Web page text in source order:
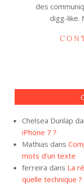
des
digg-like.
Chelsea Dunlap
iPhone 7 ?
Mathias dans
mots d’un texte
ferreira dans La
quelle technique ?